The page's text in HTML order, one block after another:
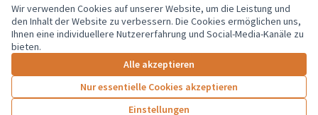
Wir verwenden Cookies auf unserer Website, um die Leistung und
den Inhalt der Website zu verbessern. Die Cookies ermöglichen uns,
Ihnen eine individuellere Nutzererfahrung und Social-Media-Kanäle zu
bieten.
Alle akzeptieren
Nur essentielle Cookies akzeptieren
Einstellungen
(Externer Link)
Website mitfreier Softwareerstellt.
Creative
(Externer